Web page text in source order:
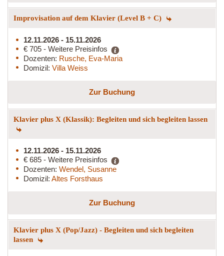
Improvisation auf dem Klavier (Level B + C)
12.11.2026 - 15.11.2026
€ 705 - Weitere Preisinfos
Dozenten: Rusche, Eva-Maria
Domizil: Villa Weiss
Zur Buchung
Klavier plus X (Klassik): Begleiten und sich begleiten lassen
12.11.2026 - 15.11.2026
€ 685 - Weitere Preisinfos
Dozenten: Wendel, Susanne
Domizil: Altes Forsthaus
Zur Buchung
Klavier plus X (Pop/Jazz) - Begleiten und sich begleiten
lassen